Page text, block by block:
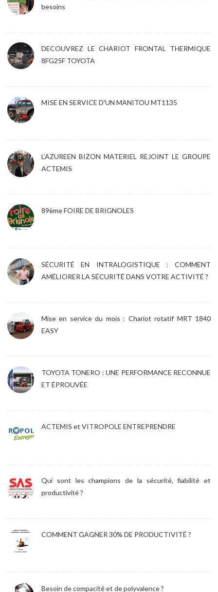
besoins
DECOUVREZ LE CHARIOT FRONTAL THERMIQUE
8FG25F TOYOTA
MISE EN SERVICE D'UN MANITOU MT1135
L’AZUREEN BIZON MATERIEL REJOINT LE GROUPE
ACTEMIS
89ème FOIRE DE BRIGNOLES
SÉCURITÉ EN INTRALOGISTIQUE : COMMENT
AMÉLIORER LA SÉCURITÉ DANS VOTRE ACTIVITÉ ?
Mise en service du mois : Chariot rotatif MRT 1840
EASY
TOYOTA TONERO : UNE PERFORMANCE RECONNUE
ET ÉPROUVÉE
ACTEMIS et VITROPOLE ENTREPRENDRE
Qui sont les champions de la sécurité, fiabilité et
productivité ?
COMMENT GAGNER 30% DE PRODUCTIVITÉ ?
Besoin de compacité et de polyvalence ?